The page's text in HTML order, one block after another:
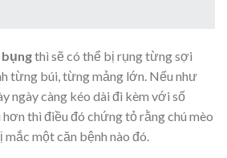
thì sẽ có thể bị rụng từng sợi
từng búi, từng mảng lớn. Nếu như
ngày càng kéo dài đi kèm với số
thì điều đó chứng tỏ rằng chú mèo
mắc một căn bệnh nào đó.